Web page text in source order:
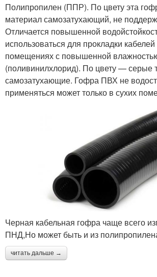
Полипропилен (ППР). По цвету эта
материал самозатухающий, не
Отличается повышенной
использоваться для прокладки
помещениях с повышенной
(поливинилхлорид). По цвету — серые
самозатухающие. Гофра ПВХ не
применяться может только в сухих
Черная кабельная гофра чаще всего
ПНД,Но может быть и из
читать дальше →